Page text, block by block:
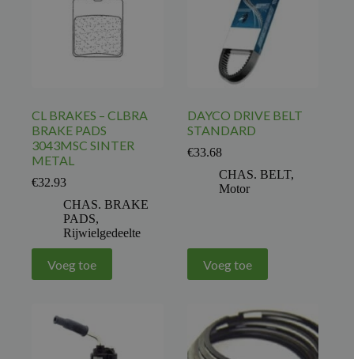
CL BRAKES – CLBRA
BRAKE PADS
3043MSC SINTER
METAL
€32.93
CHAS. BRAKE
PADS,
Rijwielgedeelte
Voeg toe
DAYCO DRIVE BELT
STANDARD
€33.68
CHAS. BELT,
Motor
Voeg toe